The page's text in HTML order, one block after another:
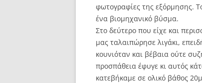
φωτογραφίες της εξόρμησης.
ένα βιομηχανικό βύσμα.
Στο δεύτερο που είχε και
μας ταλαιπώρησε λιγάκι,
κουνιόταν και βέβαια ούτε
προσπάθεια έφυγε κι αυτός
κατεβήκαμε σε ολικό βάθος